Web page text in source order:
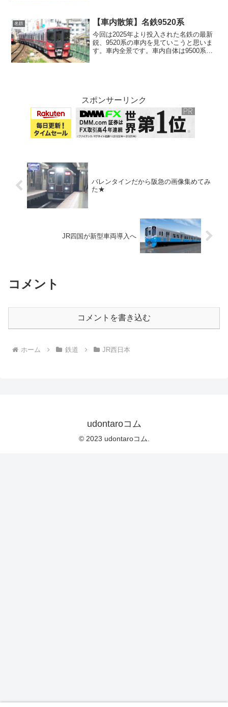
名鉄 【車内散策】名鉄9520系
今回は2025年より投入された名鉄の最新
鋭、9520系の車内を見ていこうと思いま
す。車内全景です。車内自体は9500系と
スポンサーリンク
バレンタインだから阪急の画像集めてみ
た★
JR四国が新型車両導入へ
コメント
コメントを書き込む
ホーム 鉄道 JR西日本
udontaroコム
© 2023 udontaroコム.